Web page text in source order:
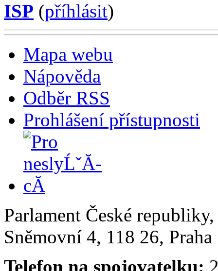
ISP (příhlásit)
Mapa webu
Nápověda
Odběr RSS
Prohlášení přístupnosti
Parlament České
Sněmovní 4, 118 26,
Telefon na spojovatelku: